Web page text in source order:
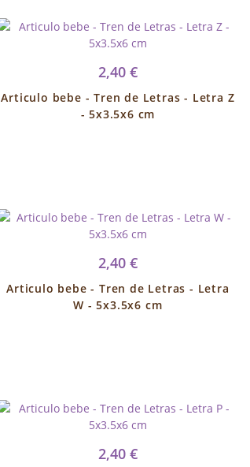
2,40 €
Articulo bebe - Tren de Letras - Letra Z
- 5x3.5x6 cm
2,40 €
Articulo bebe - Tren de Letras - Letra
W - 5x3.5x6 cm
2,40 €